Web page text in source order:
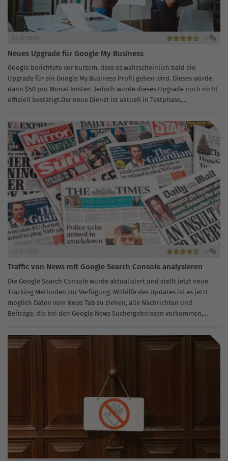
23.07.2020 0
Neues Upgrade für Google My Business
Google berichtete vor kurzem, dass es wahrscheinlich bald ein
Upgrade für ein Google My Business Profil geben wird. Dieses würde
dann $50 pro Monat kosten. Jedoch wurde dieses Upgrade noch nicht
offiziell bestätigt.Der neue Dienst ist aktuell in Testphase,...
22.07.2020 0
Traffic von News mit Google Search Console analysieren
Die Google Search Console wurde aktualisiert und stellt jetzt neue
Tracking Methoden zur Verfügung. Mithilfe des Updates ist es jetzt
möglich Daten vom News Tab zu ziehen, alle Nachrichten und
Beiträge, die bei den Google News Suchergebnissen vorkommen,